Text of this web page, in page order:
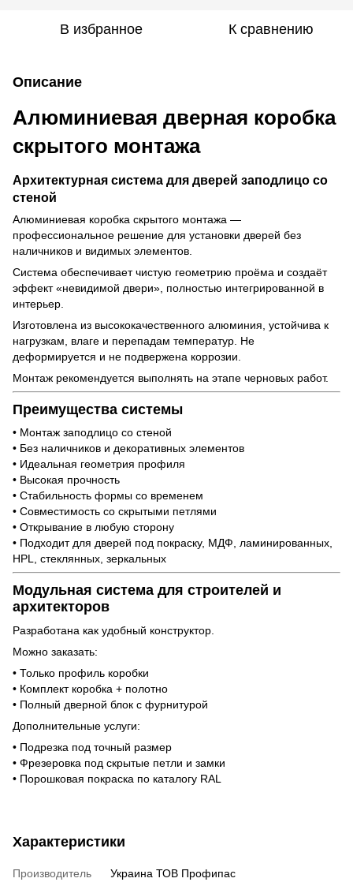
В избранное К сравнению
Описание
Алюминиевая дверная коробка
скрытого монтажа
Архитектурная система для дверей заподлицо со
стеной
Алюминиевая коробка скрытого монтажа —
профессиональное решение для установки дверей без
наличников и видимых элементов.
Система обеспечивает чистую геометрию проёма и создаёт
эффект «невидимой двери», полностью интегрированной в
интерьер.
Изготовлена из высококачественного алюминия, устойчива к
нагрузкам, влаге и перепадам температур. Не
деформируется и не подвержена коррозии.
Монтаж рекомендуется выполнять на этапе черновых работ.
Преимущества системы
• Монтаж заподлицо со стеной
• Без наличников и декоративных элементов
• Идеальная геометрия профиля
• Высокая прочность
• Стабильность формы со временем
• Совместимость со скрытыми петлями
• Открывание в любую сторону
• Подходит для дверей под покраску, МДФ, ламинированных,
HPL, стеклянных, зеркальных
Модульная система для строителей и
архитекторов
Разработана как удобный конструктор.
Можно заказать:
• Только профиль коробки
• Комплект коробка + полотно
• Полный дверной блок с фурнитурой
Дополнительные услуги:
• Подрезка под точный размер
• Фрезеровка под скрытые петли и замки
• Порошковая покраска по каталогу RAL
Характеристики
Производитель
Украина ТОВ Профипас